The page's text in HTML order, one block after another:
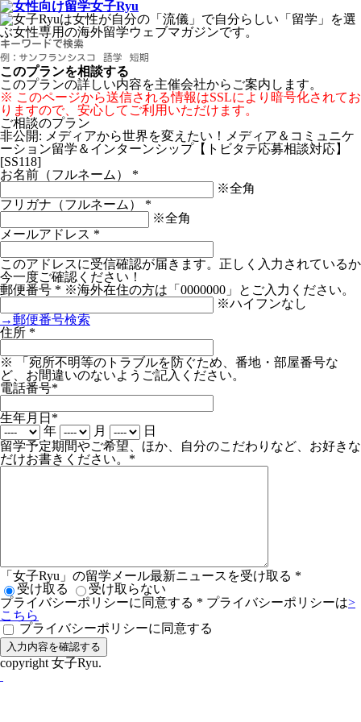
このプランを相談する
このプランの詳しい内容を主催会社からご案内します。
※ このページから送信される情報はSSLにより暗号化されてお
りますので、安心してご利用いただけます。
ご相談のプラン
非公開: メディアから世界を変えたい！メディア＆コミュニケ
ーション留学＆インターンシップ【トビタテ応募相談対応】
[SS118]
お名前（フルネーム） *
※全角
フリガナ（フルネーム） *
※全角
メールアドレス *
このアドレスに受信確認が届きます。正しく入力されているか
今一度ご確認ください！
郵便番号 * ※海外在住の方は「0000000」とご入力ください。
※ハイフンなし
→郵便番号検索
住所 *
※ 「宛所不明等のトラブルを防ぐため、番地・部屋番号な
ど、お間違いのないようご記入ください。
電話番号*
生年月日 *
年
月
日
留学予定期間やご希望、ほか、自分のこだわりなど、お好きな
だけお書きください。 *
「女子Ryu」の留学メール最新ニュースを受け取る *
受け取る
受け取らない
プライバシーポリシーに同意する * プライバシーポリシーは>
こちら
プライバシーポリシーに同意する
copyright 女子Ryu.